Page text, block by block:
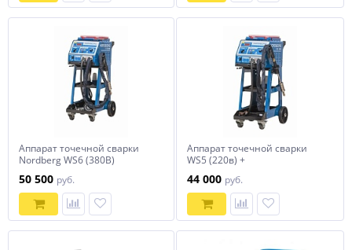
Аппарат точечной сварки
Nordberg WS6 (380В)
50 500 руб.
Аппарат точечной сварки
WS5 (220в) +
расходников NORDBERG
44 000 руб.